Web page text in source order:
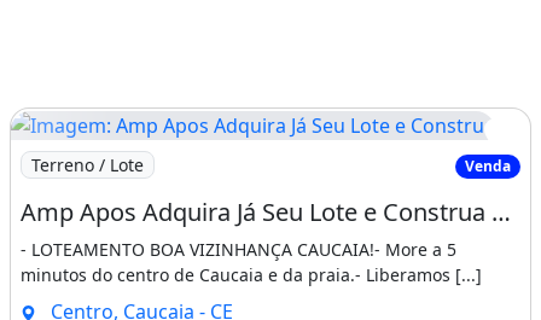
Imagem: Amp Apos Adquira Já Seu Lote e Construa
Terreno / Lote Venda
Amp Apos Adquira Já Seu Lote e Construa Sua Casa Próx as Praias de Caucaia. Compareça
- LOTEAMENTO BOA VIZINHANÇA CAUCAIA!- More a 5
minutos do centro de Caucaia e da praia.- Liberamos [...]
Centro, Caucaia - CE